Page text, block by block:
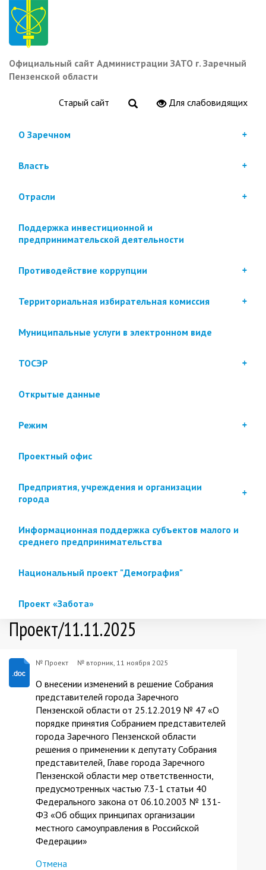
Перейти
основному
содержанию
Официальный сайт Администрации ЗАТО г. Заречный
Пензенской области
Старый сайт Для слабовидящих
О Заречном
Власть
Отрасли
Поддержка инвестиционной и
предпринимательской деятельности
Противодействие коррупции
Территориальная избирательная комиссия
Муниципальные услуги в электронном виде
ТОСЭР
Открытые данные
Режим
Проектный офис
Предприятия, учреждения и организации
города
Информационная поддержка субъектов малого и
среднего предпринимательства
Национальный проект "Демография"
Проект «Забота»
Проект/11.11.2025
№ Проект № вторник, 11 ноября 2025
О внесении изменений в решение Собрания
представителей города Заречного
Пензенской области от 25.12.2019 № 47 «О
порядке принятия Собранием представителей
города Заречного Пензенской области
решения о применении к депутату Собрания
представителей, Главе города Заречного
Пензенской области мер ответственности,
предусмотренных частью 7.3-1 статьи 40
Федерального закона от 06.10.2003 № 131-
ФЗ «Об общих принципах организации
местного самоуправления в Российской
Федерации»
Отмена